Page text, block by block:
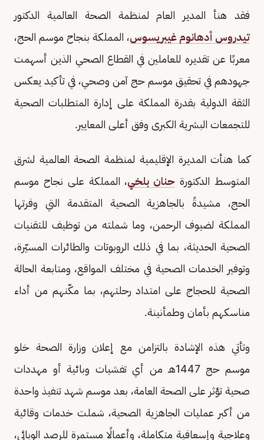
فقد هنأ المدير العام لمنظمة الصحة العالمية الدكتور
تيدروس أدهانوم غيبريسوس، المملكة بنجاح موسم الحج،
معربًا عن تقديره للعاملين في القطاع الصحي الذين أسهمت
جهودهم في تحقيق موسم حج آمن وصحي، في تأكيد يعكس
الثقة الدولية بقدرة المملكة على إدارة المتطلبات الصحية
للتجمعات البشرية الكبرى وفق أعلى المعايير.
كما هنأت المديرة الإقليمية لمنظمة الصحة العالمية لشرق
المتوسط الدكتورة حنان بلخي، المملكة على نجاح موسم
الحج، مشيدةً بالجاهزية الصحية المتقدمة التي وفرتها
المملكة لضيوف الرحمن، وما شملته من توظيف للتقنيات
الصحية الحديثة، بما في ذلك الروبوتات والطائرات المسيّرة،
وتوفير الخدمات الصحية في مختلف المواقع، ومتابعة الحالة
الصحية للحجاج على امتداد رحلتهم، بما مكّنهم من أداء
مناسكهم بأمان وطمأنينة.
وتأتي هذه الإشادة بالتزامن مع إعلان وزارة الصحة خلو
موسم حج 1447هـ من أي تفشيات وبائية أو مهددات
صحية تؤثر على الصحة العامة، بعد موسم شهد تنفيذ واحدة
من أكبر عمليات الجاهزية الصحية، شملت خدمات وقائية
وعلاجية وإسعافية متكاملة، وأعمالًا مستمرة للرصد الوبائي،